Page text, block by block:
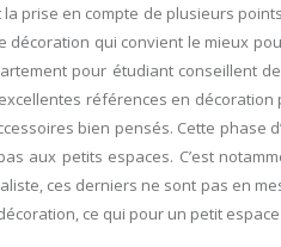
prise en compte de plusieurs
qui convient le mieux
pour étudiant conseillent
références en
bien pensés. Cette phase
aux petits espaces. C’est
ces derniers ne sont pas en
ce qui pour un petit